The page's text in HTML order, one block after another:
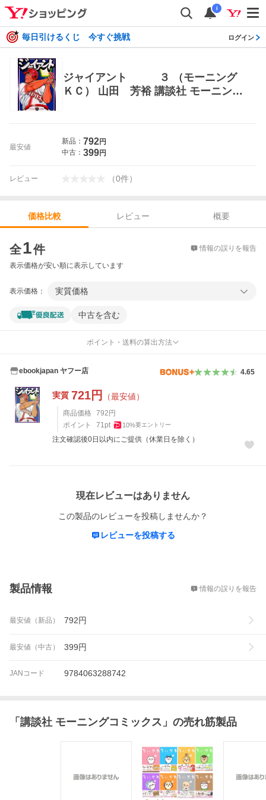
i
毎日引けるくじ 今すぐ挑戦 ログイン
ジャイアント ３ （モーニング
ＫＣ） 山田 芳裕 講談社 モーニング
最安値
新品： 792円
中古： 399円
レビュー （0件）
価格比較 レビュー
概要
全1件 情報の誤りを報告
表示価格が安い順に表示しています
表示価格： 実質価格
中古を含む
ポイント・送料の算出方法
ebookjapan ヤフー店 4.65
実質 721円 （最安値）
商品価格 792 円
ポイント
71pt 10%要エントリー
注文確認後0日以内にご提供（休業日を除く）
現在レビューはありません
この製品のレビューを投稿しませんか？
レビューを投稿する
製品情報 情報の誤りを報告
最安値（新品） 792円
最安値（中古） 399円
JANコード 9784063288742
「 講談社 モーニングコミックス 」の売れ筋製品